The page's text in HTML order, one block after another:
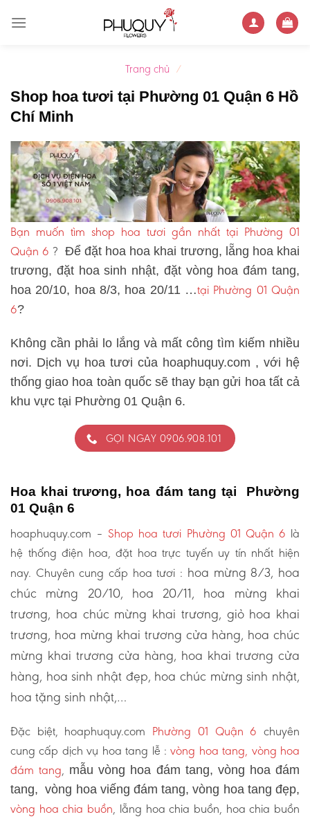
Trang chủ /
Shop hoa tươi tại Phường 01 Quận 6 Hồ
Chí Minh
Bạn muốn tìm shop hoa tươi gần nhất tại Phường 01
Quận 6 ? Để đặt hoa hoa khai trương, lẵng hoa khai
trương, đặt hoa sinh nhật, đặt vòng hoa đám tang,
hoa 20/10, hoa 8/3, hoa 20/11 …tại Phường 01 Quận
6?
Không cần phải lo lắng và mất công tìm kiếm nhiều
nơi. Dịch vụ hoa tươi của hoaphuquy.com , với hệ
thống giao hoa toàn quốc sẽ thay bạn gửi hoa tất cả
khu vực tại Phường 01 Quận 6.
GỌI NGAY 0906.908.101
Hoa khai trương, hoa đám tang tại Phường
01 Quận 6
hoaphuquy.com – Shop hoa tươi Phường 01 Quận 6 là
hệ thống điện hoa, đặt hoa trực tuyến uy tín nhất hiện
nay. Chuyên cung cấp hoa tươi : hoa mừng 8/3, hoa
chúc mừng 20/10, hoa 20/11, hoa mừng khai
trương, hoa chúc mừng khai trương, giỏ hoa khai
trương, hoa mừng khai trương cửa hàng, hoa chúc
mừng khai trương cửa hàng, hoa khai trương cửa
hàng, hoa sinh nhật đẹp, hoa chúc mừng sinh nhật,
hoa tặng sinh nhật,…
Đặc biệt, hoaphuquy.com Phường 01 Quận 6 chuyên
cung cấp dịch vụ hoa tang lễ :vòng hoa tang, vòng hoa
đám tang, mẫu vòng hoa đám tang, vòng hoa đám
tang, vòng hoa viếng đám tang, vòng hoa tang đẹp,
vòng hoa chia buồn, lẵng hoa chia buồn, hoa chia buồn